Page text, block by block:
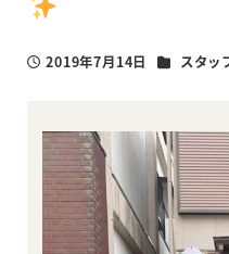
投稿日
2019年7月14日 カテゴリー
スタッ